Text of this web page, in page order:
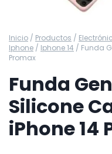
Inicio / Productos /
Iphone / Iphone 14 / Funda
Promax
Funda
Silicone
iPhone 14